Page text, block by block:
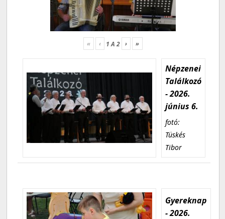
« ‹ 1A2 › »
Népzenei
Találkozó
- 2026.
június 6.
fotó:
Tüskés
Tibor
Gyereknap
- 2026.